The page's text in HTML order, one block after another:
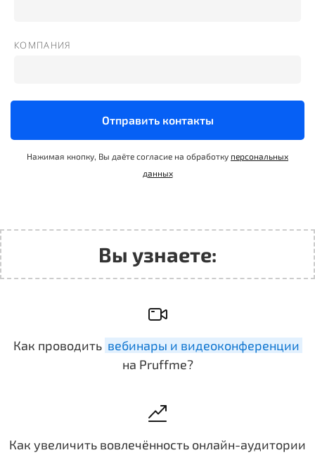
КОМПАНИЯ
Отправить контакты
Нажимая кнопку, Вы даёте согласие на обработку персональных
данных
Вы узнаете:
Как проводить вебинары и видеоконференции
на Pruffme?
Как увеличить вовлечённость онлайн-аудитории